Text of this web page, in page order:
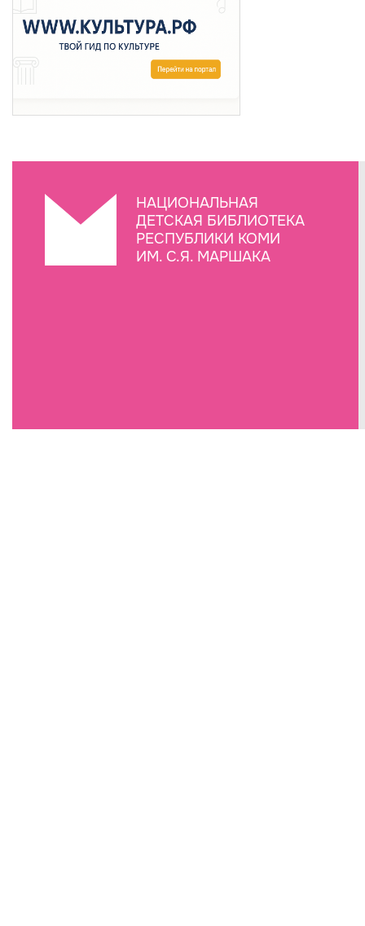
НАЦИОНАЛЬНАЯ
ДЕТСКАЯ БИБЛИОТЕКА
РЕСПУБЛИКИ КОМИ
ИМ. С.Я. МАРШАКА